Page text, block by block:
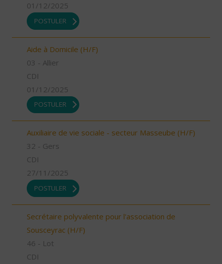
01/12/2025
POSTULER
Aide à Domicile (H/F)
03 - Allier
CDI
01/12/2025
POSTULER
Auxiliaire de vie sociale - secteur Masseube (H/F)
32 - Gers
CDI
27/11/2025
POSTULER
Secrétaire polyvalente pour l'association de
Sousceyrac (H/F)
46 - Lot
CDI